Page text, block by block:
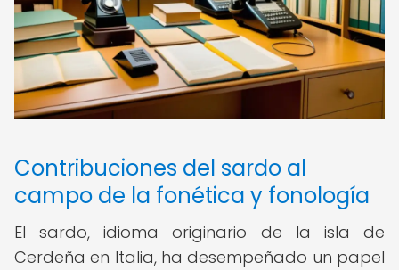
Contribuciones del sardo al
campo de la fonética y fonología
El sardo, idioma originario de la isla de
Cerdeña en Italia, ha desempeñado un papel